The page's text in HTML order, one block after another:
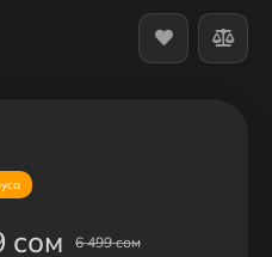
сом 6 499 сом